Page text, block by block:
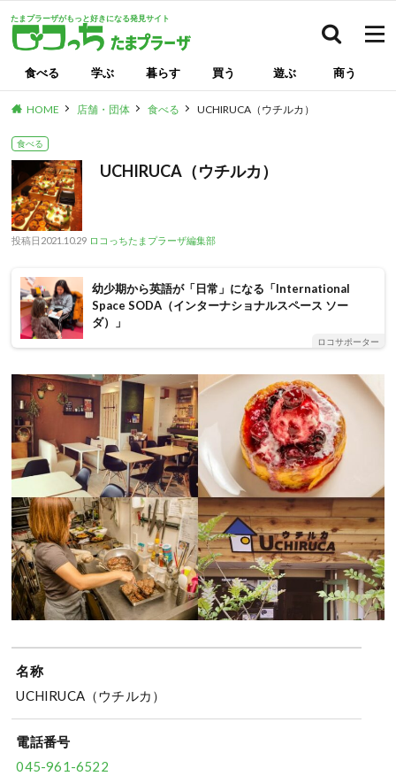
たまプラーザがもっと好きになる発見サイト
食べる 学ぶ 暮らす 買う 遊ぶ 商う
HOME 店舗・団体 食べる UCHIRUCA（ウチルカ）
食べる
UCHIRUCA（ウチルカ）
投稿日 2021.10.29 ロコっちたまプラーザ編集部
幼少期から英語が「日常」になる「International
Space SODA（インターナショナルスペース ソー
ダ）」
ロコサポーター
名称
UCHIRUCA（ウチルカ）
電話番号
045-961-6522